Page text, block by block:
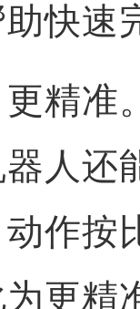
快速
精准
人还
作按
更精